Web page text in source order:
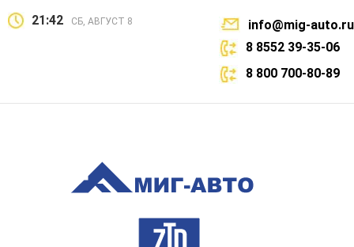
21:42 СБ, АВГУСТ 8
info@mig-auto.ru
8 8552 39-35-06
8 800 700-80-89